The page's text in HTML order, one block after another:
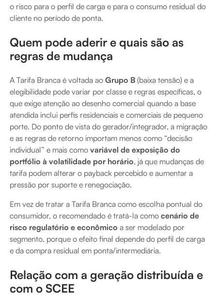
o risco para o perfil de carga e para o consumo residual do
cliente no período de ponta.
Quem pode aderir e quais são as
regras de mudança
A Tarifa Branca é voltada ao Grupo B (baixa tensão) e a
elegibilidade pode variar por classe e regras específicas, o
que exige atenção ao desenho comercial quando a base
atendida inclui perfis residenciais e comerciais de pequeno
porte. Do ponto de vista do gerador/integrador, a migração
e as regras de retorno importam menos como “decisão
individual” e mais como variável de exposição do
portfólio à volatilidade por horário, já que mudanças de
tarifa podem alterar o payback percebido e aumentar a
pressão por suporte e renegociação.
Em vez de tratar a Tarifa Branca como escolha pontual do
consumidor, o recomendado é tratá-la como cenário de
risco regulatório e econômico a ser modelado por
segmento, porque o efeito final depende do perfil de carga
e da compra residual em ponta/intermediária.
Relação com a geração distribuída e
com o SCEE